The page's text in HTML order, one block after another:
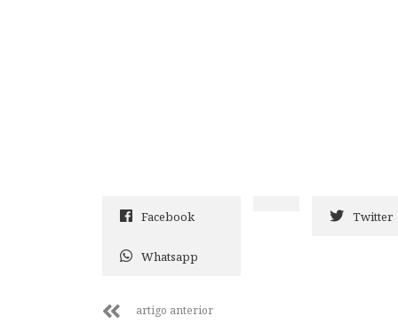
Facebook Twitter
Whatsapp
artigo anterior